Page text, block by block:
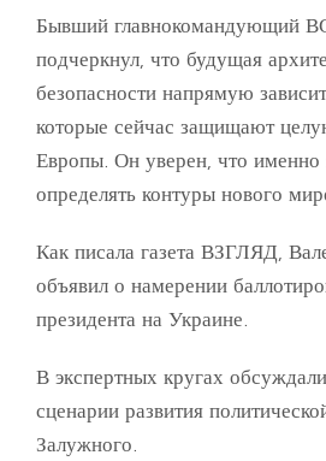
Бывший главнокомандующий
подчеркнул, что будущая
безопасности напрямую
которые сейчас защищают
Европы. Он уверен, что именно
определять контуры нового
Как писала газета ВЗГЛЯД,
объявил о намерении
президента на Украине.
В экспертных кругах
сценарии развития
Залужного.